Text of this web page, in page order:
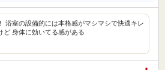
浴室の設備的には本格感がマシマシで快適キレ
ど 身体に効いてる感がある